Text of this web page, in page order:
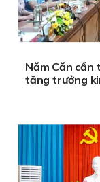
Năm Căn
tăng trưởng